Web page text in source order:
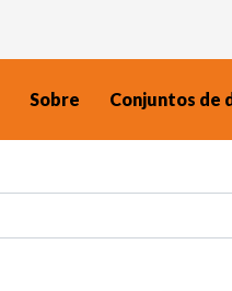
Sobre Conjuntos de